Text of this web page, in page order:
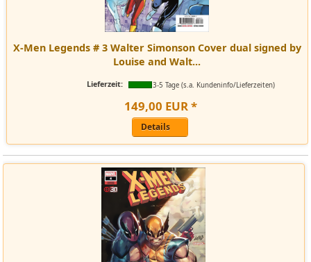
X-Men Legends # 3 Walter Simonson Cover dual signed by
Louise and Walt...
Lieferzeit: 3-5 Tage (s.a. Kundeninfo/Lieferzeiten)
149,00 EUR*
Details